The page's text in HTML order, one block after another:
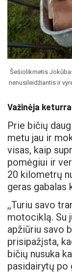
Šešiolikmetis
nenusileidžiantis ir
Važinėja
Prie bičių
metu jau ir
visas, kaip
pomėgiui ir
20 kilometrų
geras gabalas
,,Turiu savo
motociklą. Su
apžiūriu savo
prisipažįsta,
bičių nusuka
pasidairytų po